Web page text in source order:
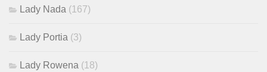
Lady Nada (167)
Lady Portia (3)
Lady Rowena (18)